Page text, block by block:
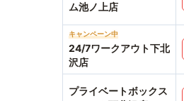
ム池ノ上店
キャンペーン中
24/7ワークアウト下北
沢店
プライベートボックス